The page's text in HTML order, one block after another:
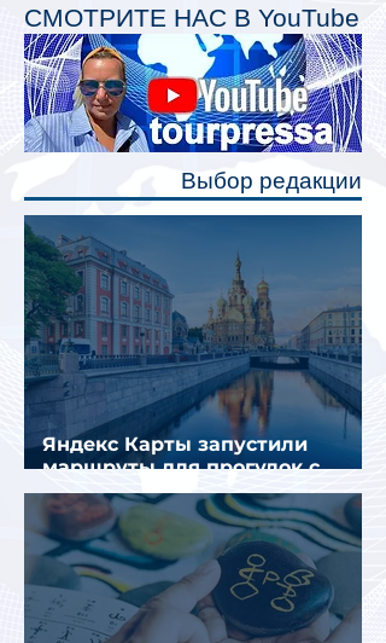
планируется начать в 2027 году.
Одним из главных нововведений
станут индивидуальные шторки у
каждого спального места. Они
позволят пассажирам закрыть свою
полку во время сна или отдыха,
СМОТРИТЕ НАС В YouTube
Выбор редакции
Яндекс Карты запустили
маршруты для прогулок с
описанием и аудиогидом